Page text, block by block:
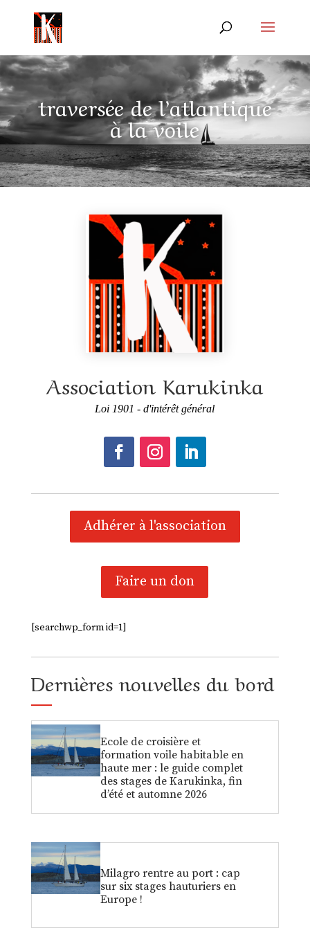
traversée de l’atlantique
à la voile
Association Karukinka
Loi 1901 - d'intérêt général
Adhérer à l'association
Faire un don
[searchwp_form id=1]
Dernières nouvelles du bord
Ecole de croisière et
formation voile habitable en
haute mer : le guide complet
des stages de Karukinka, fin
d’été et automne 2026
Milagro rentre au port : cap
sur six stages hauturiers en
Europe !